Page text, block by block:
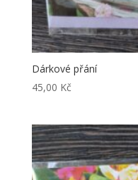
Dárkové přání
45,00 Kč